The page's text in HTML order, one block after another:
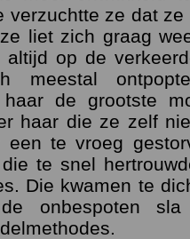
verzuchtte ze dat
liet zich graag
op de
meestal
haar de grootste
haar die ze zelf
te vroeg
te snel
Die kwamen te
onbespoten